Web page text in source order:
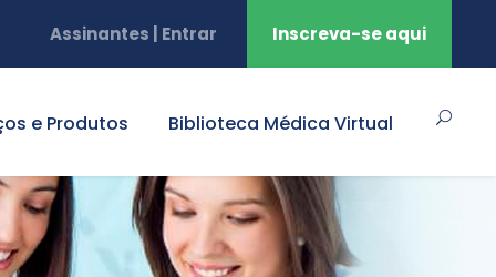
Assinantes | Entrar Inscreva-se aqui
e Produtos Biblioteca Médica Virtual